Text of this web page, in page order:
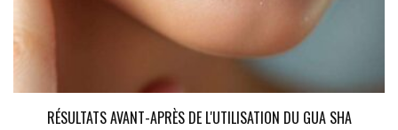
RÉSULTATS AVANT-APRÈS DE L'UTILISATION DU GUA SHA